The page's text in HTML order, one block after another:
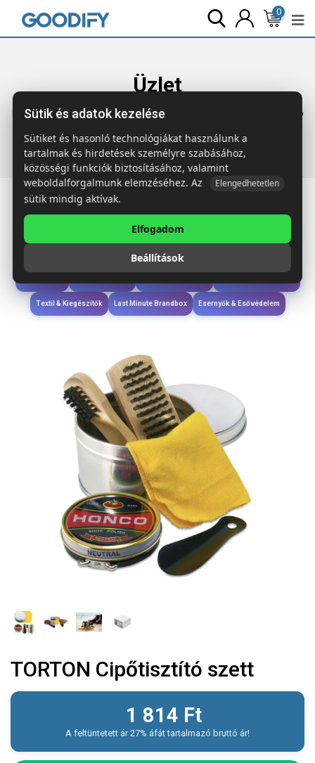
0
Üzlet
Főoldal Termékek Táskák & Utazás
TORTON Cipőtisztító
szett
Étkezés & Ivás
Wellness & Ápolás
Textil & Kiegészítők Last Minute Brandbox Esernyők & Esővédelem
TORTON Cipőtisztító szett
1 814 Ft
A feltüntetett ár 27% áfát tartalmazó bruttó ár!
Sütik és adatok kezelése
Sütiket és hasonló technológiákat használunk a
tartalmak és hirdetések személyre szabásához,
közösségi funkciók biztosításához, valamint
weboldalforgalmunk elemzéséhez. Az
Elengedhetetlen
sütik mindig aktívak.
Elfogadom
Beállítások